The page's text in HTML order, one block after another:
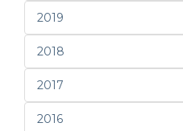
2019
2018
2017
2016